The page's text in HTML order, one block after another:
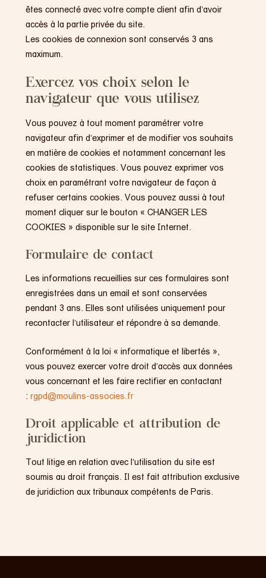
êtes connecté avec votre compte client afin d’avoir
accès à la partie privée du site.
Les cookies de connexion sont conservés 3 ans
maximum.
Exercez vos choix selon le
navigateur que vous utilisez
Vous pouvez à tout moment paramétrer votre
navigateur afin d’exprimer et de modifier vos souhaits
en matière de cookies et notamment concernant les
cookies de statistiques. Vous pouvez exprimer vos
choix en paramétrant votre navigateur de façon à
refuser certains cookies. Vous pouvez aussi à tout
moment cliquer sur le bouton « CHANGER LES
COOKIES » disponible sur le site Internet.
Formulaire de contact
Les informations recueillies sur ces formulaires sont
enregistrées dans un email et sont conservées
pendant 3 ans. Elles sont utilisées uniquement pour
recontacter l’utilisateur et répondre à sa demande.
Conformément à la loi « informatique et libertés »,
vous pouvez exercer votre droit d’accès aux données
vous concernant et les faire rectifier en contactant
:rgpd@moulins-associes.fr
Droit applicable et attribution de
juridiction
Tout litige en relation avec l’utilisation du site est
soumis au droit français. Il est fait attribution exclusive
de juridiction aux tribunaux compétents de Paris.